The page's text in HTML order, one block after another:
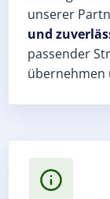
unserer
und
passender
übernehmen